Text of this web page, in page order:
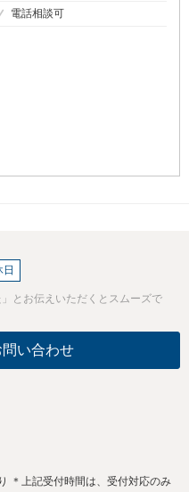
電話相談可
日
とお伝えいただくとスムーズで
問い合わせ
＊上記受付時間は、受付対応のみ